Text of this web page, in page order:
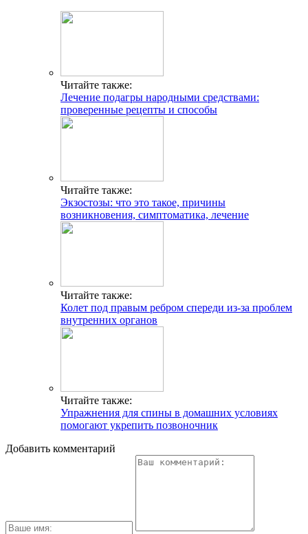
Читайте также:
Лечение подагры народными средствами:
проверенные рецепты и способы
Читайте также:
Экзостозы: что это такое, причины
возникновения, симптоматика, лечение
Читайте также:
Колет под правым ребром спереди из-за проблем
внутренних органов
Читайте также:
Упражнения для спины в домашних условиях
помогают укрепить позвоночник
Добавить комментарий